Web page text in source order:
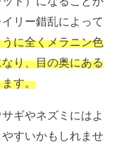
リー錯乱によって
に全くメラニン色
り、目の奥にある
す。
ギやネズミにはよ
すいかもしれませ